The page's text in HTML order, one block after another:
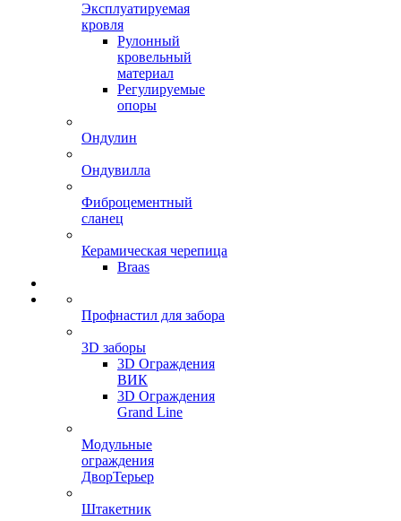
Эксплуатируемая
кровля
Рулонный
кровельный
материал
Регулируемые
опоры
Ондулин
Ондувилла
Фиброцементный
сланец
Керамическая черепица
Braas
Профнастил для забора
3D заборы
3D Ограждения
ВИК
3D Ограждения
Grand Line
Модульные
ограждения
ДворТерьер
Штакетник